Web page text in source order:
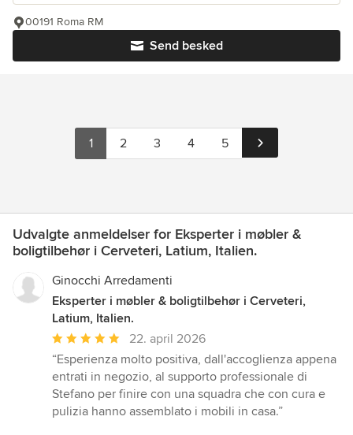
Send besked
00191 Roma RM
1 2 3 4 5
Udvalgte anmeldelser for Eksperter i møbler &
boligtilbehør i Cerveteri, Latium, Italien.
Ginocchi Arredamenti
Eksperter i møbler & boligtilbehør i Cerveteri,
Latium, Italien.
Gennemsnitlig
bedømmelse:
5
ud
af
22. april 2026
“Esperienza molto positiva, dall'accoglienza appena
entrati in negozio, al supporto professionale di
Stefano per finire con una squadra che con cura e
pulizia hanno assemblato i mobili in casa.”